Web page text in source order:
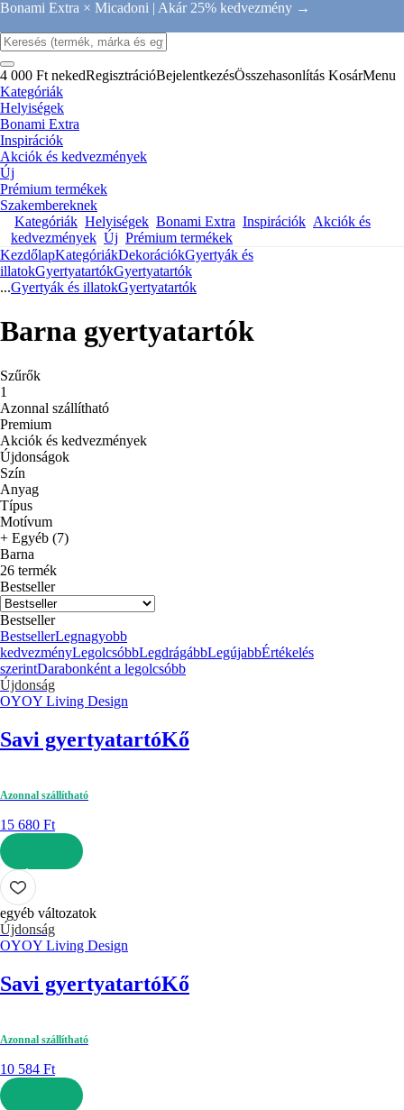
Bonami Extra × Micadoni | Akár 25% kedvezmény →
4 000 Ft nekedRegisztrációBejelentkezésÖsszehasonlítás KosárMenu
Kategóriák
Helyiségek
Bonami Extra
Inspirációk
Akciók és kedvezmények
Új
Prémium termékek
Szakembereknek
Kategóriák Helyiségek Bonami Extra Inspirációk Akciók és
kedvezmények Új Prémium termékek
KezdőlapKategóriákDekorációkGyertyák és
illatokGyertyatartókGyertyatartók
...Gyertyák és illatokGyertyatartók
Barna gyertyatartók
Szűrők
1
Azonnal szállítható
Premium
Akciók és kedvezmények
Újdonságok
Szín
Anyag
Típus
Motívum
+ Egyéb (7)
Barna
26 termék
Bestseller
Bestseller
BestsellerLegnagyobb
kedvezményLegolcsóbbLegdrágábbLegújabbÉrtékelés
szerintDarabonként a legolcsóbb
Újdonság
OYOY Living Design
Savi gyertyatartóKő
Azonnal szállítható
15 680 Ft
KOSÁRBA
egyéb változatok
Újdonság
OYOY Living Design
Savi gyertyatartóKő
Azonnal szállítható
10 584 Ft